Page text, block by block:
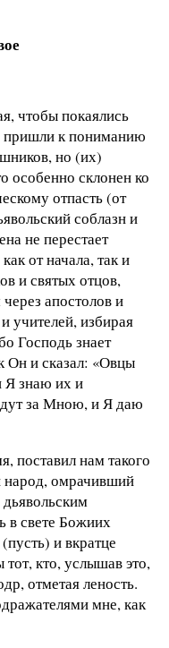
чтобы покаялись
пришли к пониманию
но (их)
особенно склонен ко
отпасть (от
соблазн и
не перестает
от начала, так и
и святых отцов,
апостолов и
учителей, избирая
Господь знает
Он и сказал: «Овцы
Я знаю их и
за Мною, и Я даю
поставил нам такого
народ, омрачивший
в свете Божиих
и вкратце
тот, кто, услышав это,
отметая леность.
мне, как